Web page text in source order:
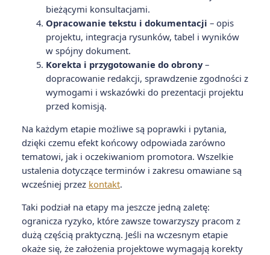
bieżącymi konsultacjami.
Opracowanie tekstu i dokumentacji – opis
projektu, integracja rysunków, tabel i wyników
w spójny dokument.
Korekta i przygotowanie do obrony–
dopracowanie redakcji, sprawdzenie zgodności z
wymogami i wskazówki do prezentacji projektu
przed komisją.
Na każdym etapie możliwe są poprawki i pytania,
dzięki czemu efekt końcowy odpowiada zarówno
tematowi, jak i oczekiwaniom promotora. Wszelkie
ustalenia dotyczące terminów i zakresu omawiane są
wcześniej przez kontakt.
Taki podział na etapy ma jeszcze jedną zaletę:
ogranicza ryzyko, które zawsze towarzyszy pracom z
dużą częścią praktyczną. Jeśli na wczesnym etapie
okaże się, że założenia projektowe wymagają korekty